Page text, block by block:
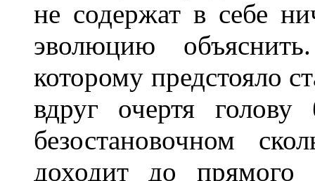
не содержат в себе
эволюцию
которому предстояло
вдруг очертя
безостановочном
доходит до прямого